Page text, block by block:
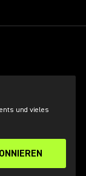
und vieles